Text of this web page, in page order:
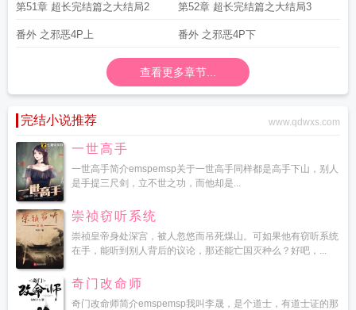
第51章 超长完结篇之大结局2 第52章 超长完结篇之大结局3
番外 之邪恶4P上 番外 之邪恶4P下
查看更多章节...
完结小说推荐 www.qdwxs.com
一世高手
一世高手简介emspemsp关于一世高手同样都是高手下山，别人
是手提三尺剑，立不世之功，而他却是...
崇祯窃听系统
崇祯皇帝身处深宫，被人忽悠而吊死煤山。可如果他有窃听系统
在手，能听到别人背后的议论，那还能亡国灭种么？好吧，...
奇门改命师
奇门改命师简介emspemsp我叫李晟，是个道士，有道士证的那